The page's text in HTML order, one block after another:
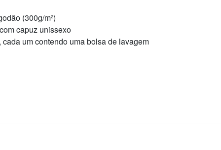
(300g/m²)
capuz unissexo
cada um contendo uma bolsa de lavagem